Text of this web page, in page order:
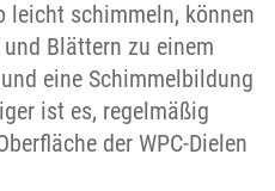
leicht schimmeln, können
Blättern zu einem
eine Schimmelbildung
ist es, regelmäßig
der WPC-Dielen